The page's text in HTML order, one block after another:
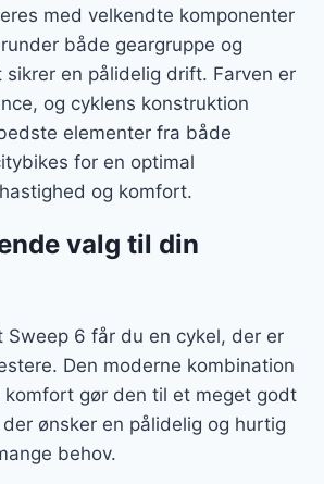
med velkendte komponenter
både geargruppe og
sikrer en pålidelig drift. Farven er
og cyklens konstruktion
elementer fra både
for en optimal
og komfort.
valg til din
Sweep 6 får du en cykel, der er
Den moderne kombination
komfort gør den til et meget godt
ønsker en pålidelig og hurtig
behov.